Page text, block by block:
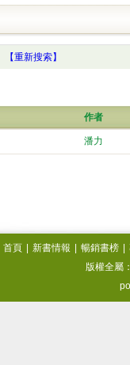
【重新搜索】
作者
潘力
首頁 新書情報 暢銷書榜
版權全屬